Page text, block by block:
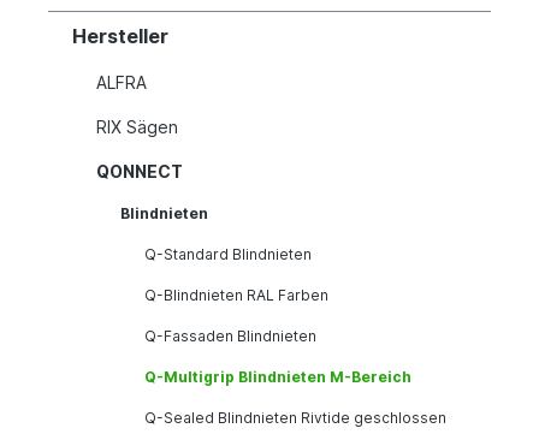
Hersteller
ALFRA
RIX Sägen
QONNECT
Blindnieten
Q-Standard Blindnieten
Q-Blindnieten RAL Farben
Q-Fassaden Blindnieten
Q-Multigrip Blindnieten M-Bereich
Q-Sealed Blindnieten Rivtide geschlossen